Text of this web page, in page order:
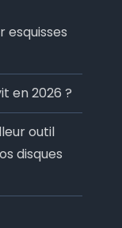
esquisses
en 2026 ?
outil
disques